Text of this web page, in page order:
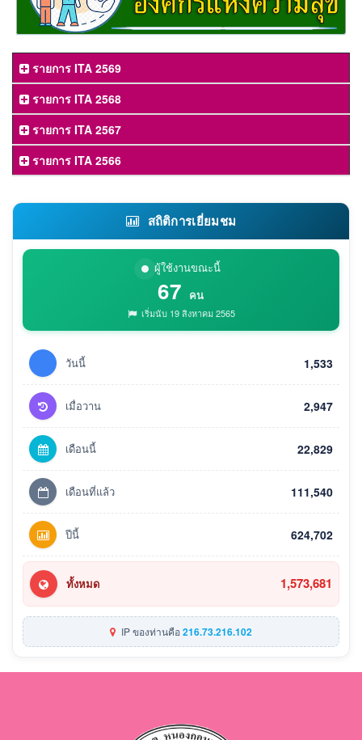
รายการ ITA 2569
รายการ ITA 2568
รายการ ITA 2567
รายการ ITA 2566
สถิติการเยี่ยมชม
ผู้ใช้งานขณะนี้
67 คน
เริ่มนับ 19 สิงหาคม 2565
วันนี้ 1,533
เมื่อวาน 2,947
เดือนนี้ 22,829
เดือนที่แล้ว 111,540
ปีนี้ 624,702
ทั้งหมด 1,573,681
IP ของท่านคือ216.73.216.102